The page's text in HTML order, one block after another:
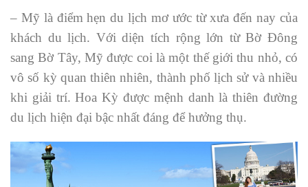
– Mỹ là điểm hẹn du lịch mơ ước từ xưa đến nay của
khách du lịch. Với diện tích rộng lớn từ Bờ Đông
sang Bờ Tây, Mỹ được coi là một thế giới thu nhỏ, có
vô số kỳ quan thiên nhiên, thành phố lịch sử và nhiều
khi giải trí. Hoa Kỳ được mệnh danh là thiên đường
du lịch hiện đại bậc nhất đáng để hưởng thụ.